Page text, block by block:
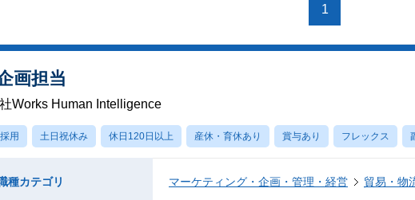
1
画担当
Works Human Intelligence
用 土日祝休み 休日120日以上 産休・育休あり 賞与あり フレックス
種カテゴリ マーケティング・企画・管理・経営 貿易・物